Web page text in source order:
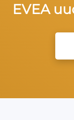
EVEA